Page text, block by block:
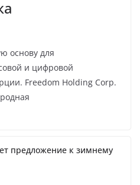
основу для
и цифровой
Freedom Holding Corp.
предложение к зимнему